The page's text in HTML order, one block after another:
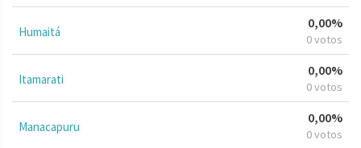
Humaitá
0,00%
0 votos
Itamarati
0,00%
0 votos
Manacapuru
0,00%
0 votos